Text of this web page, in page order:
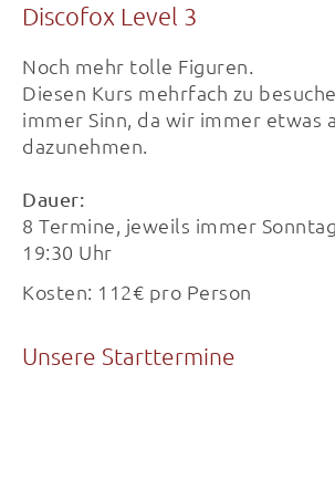
Discofox Level 3
Noch mehr tolle Figuren.
Diesen Kurs mehrfach zu
immer Sinn, da wir immer etwas
dazunehmen.
Dauer:
8 Termine, jeweils immer
19:30 Uhr
Kosten: 112€ pro Person
Unsere Starttermine